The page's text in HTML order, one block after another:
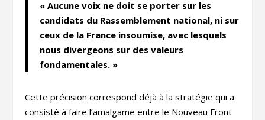
« Aucune voix ne doit se porter sur les
candidats du Rassemblement national, ni sur
ceux de la France insoumise, avec lesquels
nous divergeons sur des valeurs
fondamentales. »
Cette précision correspond déjà à la stratégie qui a
consisté à faire l’amalgame entre le Nouveau Front